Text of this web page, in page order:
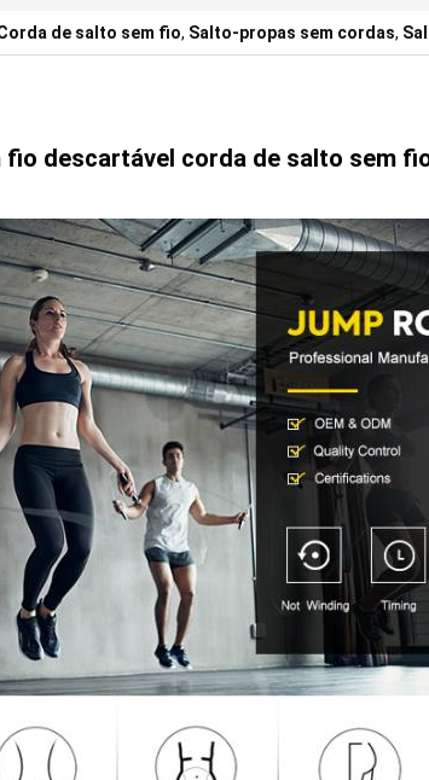
de salto sem fio, Salto-propas sem cordas,
fio descartável corda de salto sem